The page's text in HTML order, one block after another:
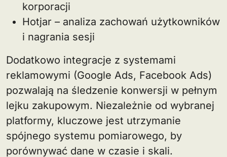
korporacji
Hotjar – analiza zachowań użytkowników
i nagrania sesji
Dodatkowo integracje z systemami
reklamowymi (Google Ads, Facebook Ads)
pozwalają na śledzenie konwersji w pełnym
lejku zakupowym. Niezależnie od wybranej
platformy, kluczowe jest utrzymanie
spójnego systemu pomiarowego, by
porównywać dane w czasie i skali.